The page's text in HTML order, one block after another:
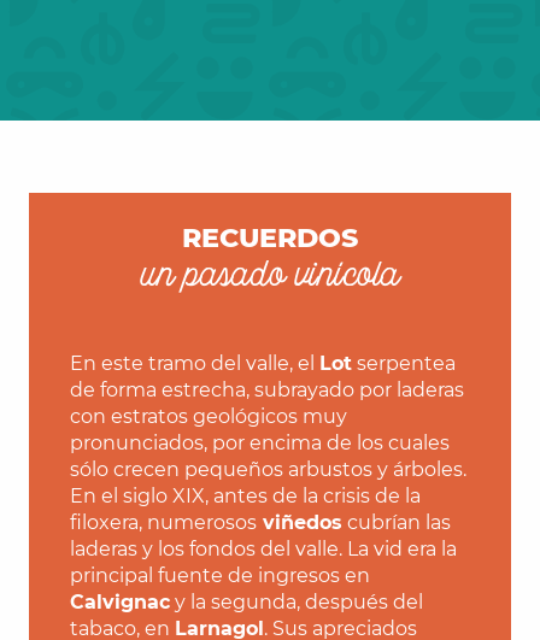
RECUERDOS
un pasado vinícola
En este tramo del valle, el Lot serpentea
de forma estrecha, subrayado por laderas
con estratos geológicos muy
pronunciados, por encima de los cuales
sólo crecen pequeños arbustos y árboles.
En el siglo XIX, antes de la crisis de la
filoxera, numerosos viñedos cubrían las
laderas y los fondos del valle. La vid era la
principal fuente de ingresos en
Calvignac y la segunda, después del
tabaco, en Larnagol . Sus apreciados